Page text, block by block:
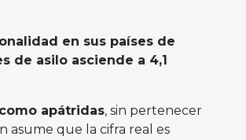
en sus países de
de asilo asciende a 4,1
apátridas, sin pertenecer
asume que la cifra real es